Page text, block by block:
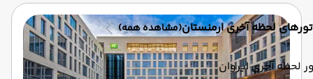
تورهای لحظه آخری ارمنستان(مشاهده همه)
لحظه آخری ایروان